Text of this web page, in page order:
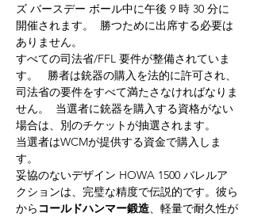
ズ バースデー ボール中に午後 9 時 30 分に
開催されます。  勝つために出席する必要は
ありません。
すべての司法省/FFL 要件が整備されていま
す。   勝者は銃器の購入を法的に許可され、
司法省の要件をすべて満たさなければなりま
せん。  当選者に銃器を購入する資格がない
場合は、別のチケットが抽選されます。
当選者はWCMが提供する資金で購入しま
す。
妥協のないデザイン HOWA 1500 バレルア
クションは、完璧な精度で伝説的です。彼ら
から コールドハンマー鍛造、軽量で耐久性が